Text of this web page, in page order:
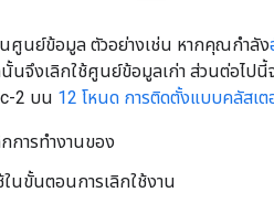
ศูนย์ข้อมูล ตัวอย่างเช่น หากคุณกำลัง
จึงเลิกใช้ศูนย์ข้อมูลเก่า ส่วนต่อไป
2 บน 12 โหนด การติดตั้งแบบคลัสเต
การทำงานของ
นขั้นตอนการเลิกใช้งาน